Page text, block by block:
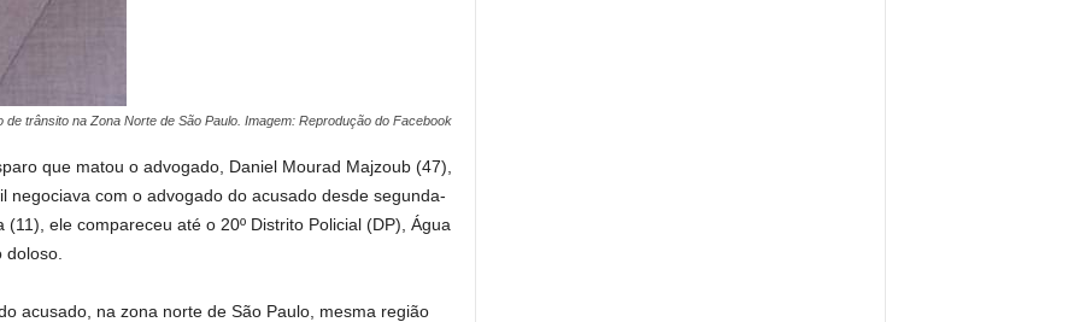
trânsito na Zona Norte de São Paulo. Imagem: Reprodução do Facebook
que matou o advogado, Daniel Mourad Majzoub (47),
negociava com o advogado do acusado desde segunda-
(11), ele compareceu até o 20º Distrito Policial (DP) , Água
doloso.
acusado, na zona norte de São Paulo, mesma região